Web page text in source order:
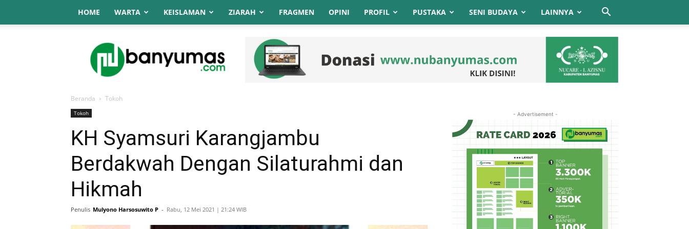
HOME WARTA KEISLAMAN ZIARAH FRAGMEN OPINI PROFIL PUSTAKA SENI BUDAYA LAINNYA
NU
Online
Banyumas
Beranda Tokoh
Tokoh
KH Syamsuri Karangjambu
Berdakwah Dengan Silaturahmi dan
Hikmah
Penulis Mulyono Harsosuwito P - Rabu, 12 Mei 2021 | 21:24 WIB
- Advertisement -